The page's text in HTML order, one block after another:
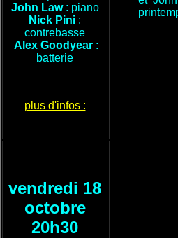
John Law : piano
Nick Pini :
contrebasse
Alex Goodyear :
batterie
plus d'infos :
vendredi 18
octobre
20h30